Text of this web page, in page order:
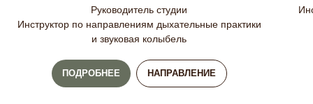
Руководитель студии
Инструктор по направлениям дыхательные практики
и звуковая колыбель
ПОДРОБНЕЕ НАПРАВЛЕНИЕ